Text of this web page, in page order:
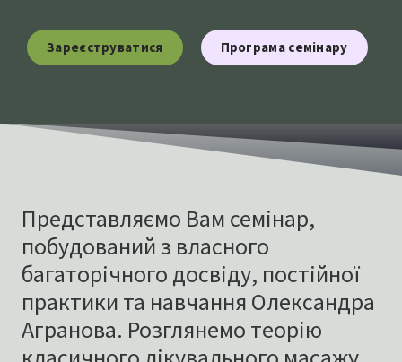
Зареєструватися Програма семінару
Представляємо Вам семінар,
побудований з власного
багаторічного досвіду, постійної
практики та навчання Олександра
Агранова. Розглянемо теорію